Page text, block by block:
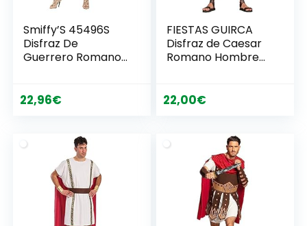
Smiffy’S 45496S
Disfraz De
Guerrero Romano
Brazaletes, Negro, S
22,96€
FIESTAS GUIRCA
Disfraz de Caesar
Romano Hombre
22,00€